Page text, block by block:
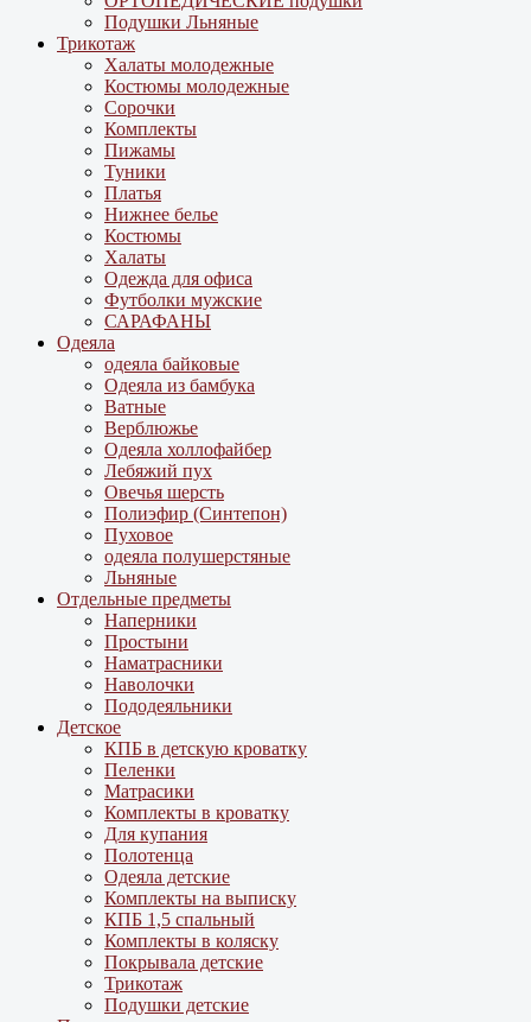
Подушки Льняные
Трикотаж
Халаты молодежные
Костюмы молодежные
Сорочки
Комплекты
Пижамы
Туники
Платья
Нижнее белье
Костюмы
Халаты
Одежда для офиса
Футболки мужские
САРАФАНЫ
Одеяла
одеяла байковые
Одеяла из бамбука
Ватные
Верблюжье
Одеяла холлофайбер
Лебяжий пух
Овечья шерсть
Полиэфир (Синтепон)
Пуховое
одеяла полушерстяные
Льняные
Отдельные предметы
Наперники
Простыни
Наматрасники
Наволочки
Пододеяльники
Детское
КПБ в детскую кроватку
Пеленки
Матрасики
Комплекты в кроватку
Для купания
Полотенца
Одеяла детские
Комплекты на выписку
КПБ 1,5 спальный
Комплекты в коляску
Покрывала детские
Трикотаж
Подушки детские